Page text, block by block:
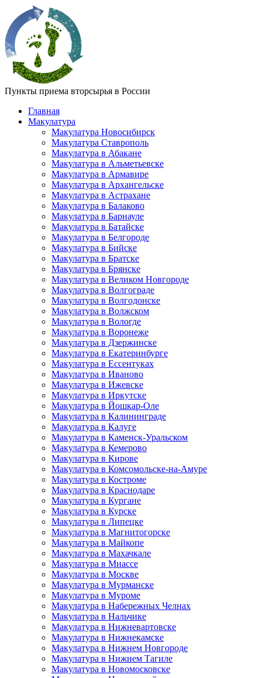
Пункты приема вторсырья в России
Главная
Макулатура
Макулатура Новосибирск
Макулатура Ставрополь
Макулатура в Абакане
Макулатура в Альметьевске
Макулатура в Армавире
Макулатура в Архангельске
Макулатура в Астрахане
Макулатура в Балаково
Макулатура в Барнауле
Макулатура в Батайске
Макулатура в Белгороде
Макулатура в Бийске
Макулатура в Братске
Макулатура в Брянске
Макулатура в Великом Новгороде
Макулатура в Волгограде
Макулатура в Волгодонске
Макулатура в Волжском
Макулатура в Вологде
Макулатура в Воронеже
Макулатура в Дзержинске
Макулатура в Екатеринбурге
Макулатура в Ессентуках
Макулатура в Иваново
Макулатура в Ижевске
Макулатура в Иркутске
Макулатура в Йошкар-Оле
Макулатура в Калининграде
Макулатура в Калуге
Макулатура в Каменск-Уральском
Макулатура в Кемерово
Макулатура в Кирове
Макулатура в Комсомольске-на-Амуре
Макулатура в Костроме
Макулатура в Краснодаре
Макулатура в Кургане
Макулатура в Курске
Макулатура в Липецке
Макулатура в Магнитогорске
Макулатура в Майкопе
Макулатура в Махачкале
Макулатура в Миассе
Макулатура в Москве
Макулатура в Мурманске
Макулатура в Муроме
Макулатура в Набережных Челнах
Макулатура в Нальчике
Макулатура в Нижневартовске
Макулатура в Нижнекамске
Макулатура в Нижнем Новгороде
Макулатура в Нижнем Тагиле
Макулатура в Новомосковске